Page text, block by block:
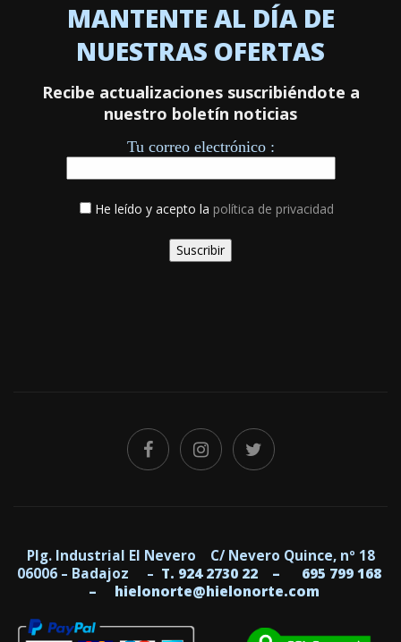
MANTENTE AL DÍA DE
NUESTRAS OFERTAS
Recibe actualizaciones suscribiéndote a
nuestro boletín noticias
Tu correo electrónico :
He leído y acepto la política de privacidad
Plg. Industrial El Nevero C/ Nevero Quince, nº 18
06006 – Badajoz – T. 924 2730 22 –
695 799 168
– hielonorte@hielonorte.com